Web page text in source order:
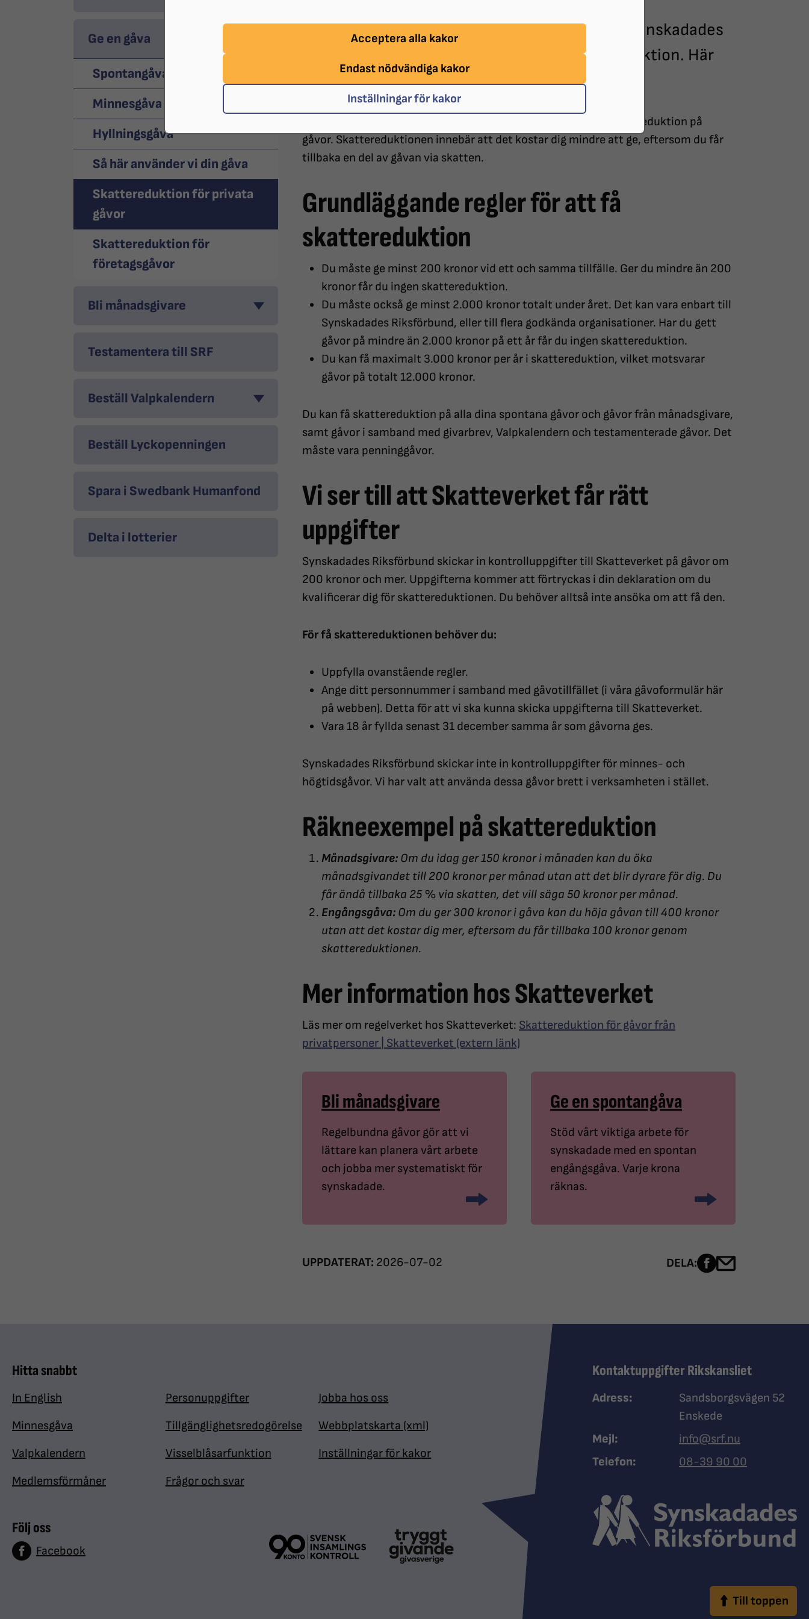
Acceptera alla kakor
Endast nödvändiga kakor
Inställningar för kakor
Ge en gåva
Spontangåva
Minnesgåva
Hyllningsgåva
Så här använder vi din gåva
Skattereduktion för privata
gåvor
Skattereduktion för
företagsgåvor
Bli månadsgivare
Testamentera till SRF
Beställ Valpkalendern
Beställ Lyckopenningen
Spara i Swedbank Humanfond
Delta i lotterier
När du som privatperson skänker en gåva till Synskadades
Riksförbund (SRF) kan du ha rätt till skattereduktion. Här
förklarar vi vad som gäller och hur det fungerar.
Synskadades Riksförbund är godkända av Skatteverket för skattereduktion på
gåvor. Skattereduktionen innebär att det kostar dig mindre att ge, eftersom du får
tillbaka en del av gåvan via skatten.
Grundläggande regler för att få
skattereduktion
Du måste ge minst 200 kronor vid ett och samma tillfälle. Ger du mindre än 200
kronor får du ingen skattereduktion.
Du måste också ge minst 2.000 kronor totalt under året. Det kan vara enbart till
Synskadades Riksförbund, eller till flera godkända organisationer. Har du gett
gåvor på mindre än 2.000 kronor på ett år får du ingen skattereduktion.
Du kan få maximalt 3.000 kronor per år i skattereduktion, vilket motsvarar
gåvor på totalt 12.000 kronor.
Du kan få skattereduktion på alla dina spontana gåvor och gåvor från månadsgivare,
samt gåvor i samband med givarbrev, Valpkalendern och testamenterade gåvor. Det
måste vara penninggåvor.
Vi ser till att Skatteverket får rätt
uppgifter
Synskadades Riksförbund skickar in kontrolluppgifter till Skatteverket på gåvor om
200 kronor och mer. Uppgifterna kommer att förtryckas i din deklaration om du
kvalificerar dig för skattereduktionen. Du behöver alltså inte ansöka om att få den.
För få skattereduktionen behöver du:
Uppfylla ovanstående regler.
Ange ditt personnummer i samband med gåvotillfället (i våra gåvoformulär här
på webben). Detta för att vi ska kunna skicka uppgifterna till Skatteverket.
Vara 18 år fyllda senast 31 december samma år som gåvorna ges.
Synskadades Riksförbund skickar inte in kontrolluppgifter för minnes- och
högtidsgåvor. Vi har valt att använda dessa gåvor brett i verksamheten i stället.
Räkneexempel på skattereduktion
Månadsgivare: Om du idag ger 150 kronor i månaden kan du öka
månadsgivandet till 200 kronor per månad utan att det blir dyrare för dig. Du
får ändå tillbaka 25 % via skatten, det vill säga 50 kronor per månad.
Engångsgåva: Om du ger 300 kronor i gåva kan du höja gåvan till 400 kronor
utan att det kostar dig mer, eftersom du får tillbaka 100 kronor genom
skattereduktionen.
Mer information hos Skatteverket
Läs mer om regelverket hos Skatteverket: Skattereduktion för gåvor från
privatpersoner | Skatteverket (extern länk)
Bli månadsgivare
Regelbundna gåvor gör att vi
lättare kan planera vårt arbete
och jobba mer systematiskt för
synskadade.
Ge en spontangåva
Stöd vårt viktiga arbete för
synskadade med en spontan
engångsgåva. Varje krona
räknas.
UPPDATERAT: 2026-07-02 DELA: Dela sidan på
Till toppen
Hitta snabbt
In English
Minnesgåva
Valpkalendern
Medlemsförmåner
Personuppgifter
Tillgänglighetsredogörelse
Visselblåsarfunktion
Frågor och svar
Jobba hos oss
Webbplatskarta (xml)
Inställningar för kakor
Följ oss
Facebook
Kontaktuppgifter Rikskansliet
Adress:
Sandsborgsvägen 52
Enskede
Mejl:
info@srf.nu
Telefon:
Ring Synskadades
08-39 90 00